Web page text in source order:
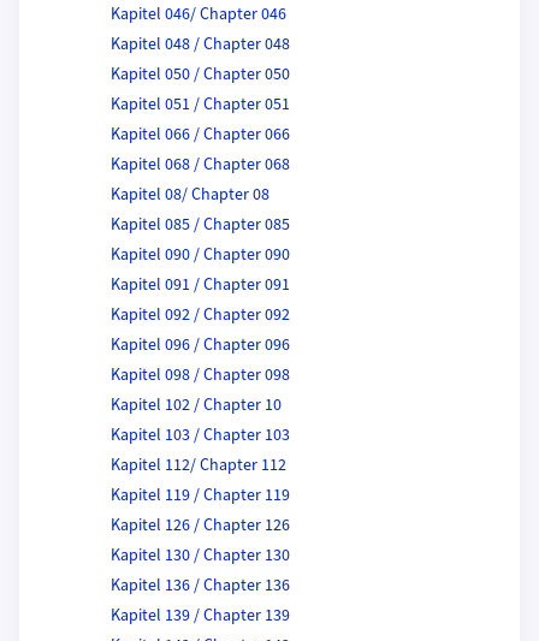
Kapitel 046/ Chapter 046
Kapitel 048 / Chapter 048
Kapitel 050 / Chapter 050
Kapitel 051 / Chapter 051
Kapitel 066 / Chapter 066
Kapitel 068 / Chapter 068
Kapitel 08/ Chapter 08
Kapitel 085 / Chapter 085
Kapitel 090 / Chapter 090
Kapitel 091 / Chapter 091
Kapitel 092 / Chapter 092
Kapitel 096 / Chapter 096
Kapitel 098 / Chapter 098
Kapitel 102 / Chapter 10
Kapitel 103 / Chapter 103
Kapitel 112/ Chapter 112
Kapitel 119 / Chapter 119
Kapitel 126 / Chapter 126
Kapitel 130 / Chapter 130
Kapitel 136 / Chapter 136
Kapitel 139 / Chapter 139